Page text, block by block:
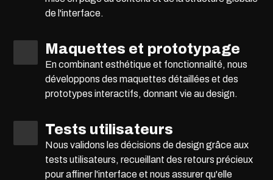
de l'interface.
Maquettes et prototypage
En combinant esthétique et fonctionnalité, nous
développons des maquettes détaillées et des
prototypes interactifs, donnant vie au design.
Tests utilisateurs
Nous validons les décisions de design grâce aux
tests utilisateurs, recueillant des retours précieux
pour affiner l'interface et nous assurer qu'elle